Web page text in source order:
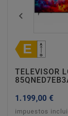

TELEVISOR
1.199,00 €
impuestos